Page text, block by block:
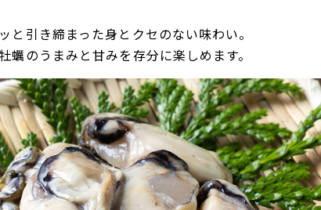
と引き締まった身とクセのない味わい。
蠣のうまみと甘みを存分に楽しめます。